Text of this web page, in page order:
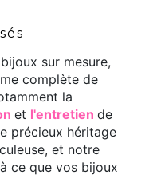
sur mesure,
complète de
la
et l'entretien de
précieux héritage
et notre
ce que vos bijoux